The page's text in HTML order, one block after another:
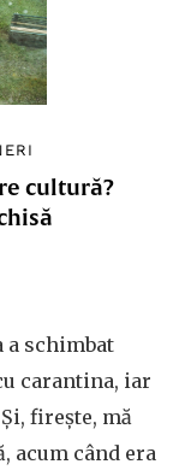
cultură?
a schimbat
carantina, iar
firește, mă
acum când era